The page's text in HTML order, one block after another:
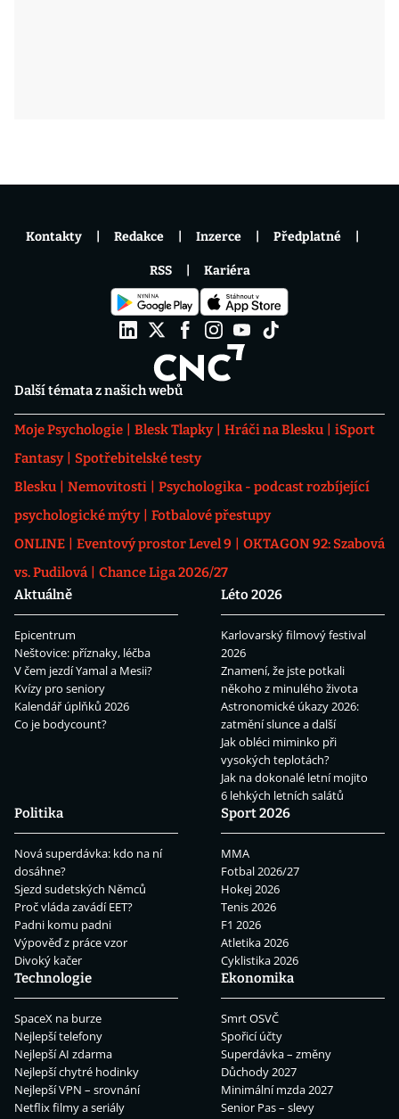
Další témata z našich webů
Moje Psychologie Blesk Tlapky Hráči na Blesku
iSport
Fantasy
Spotřebitelské testy
Blesku
Nemovitosti
Psychologika - podcast rozbíjející
psychologické mýty
Fotbalové přestupy
ONLINE
Eventový prostor Level 9
OKTAGON 92: Szabová
vs. Pudilová
Chance Liga 2026/27
Aktuálně
Epicentrum
Neštovice: příznaky, léčba
V čem jezdí Yamal a Mesii?
Kvízy pro seniory
Kalendář úplňků 2026
Co je bodycount?
Léto 2026
Karlovarský filmový festival
2026
Znamení, že jste potkali
někoho z minulého života
Astronomické úkazy 2026:
zatmění slunce a další
Jak obléci miminko při
vysokých teplotách?
Jak na dokonalé letní mojito
6 lehkých letních salátů
Politika
Nová superdávka: kdo na ní
dosáhne?
Sjezd sudetských Němců
Proč vláda zavádí EET?
Padni komu padni
Výpověď z práce vzor
Divoký kačer
Sport 2026
MMA
Fotbal 2026/27
Hokej 2026
Tenis 2026
F1 2026
Atletika 2026
Cyklistika 2026
Technologie
SpaceX na burze
Nejlepší telefony
Nejlepší AI zdarma
Nejlepší chytré hodinky
Nejlepší VPN – srovnání
Netflix filmy a seriály
Ekonomika
Smrt OSVČ
Spořicí účty
Superdávka – změny
Důchody 2027
Minimální mzda 2027
Senior Pas – slevy
Kontakty Redakce Inzerce Předplatné
RSS Kariéra